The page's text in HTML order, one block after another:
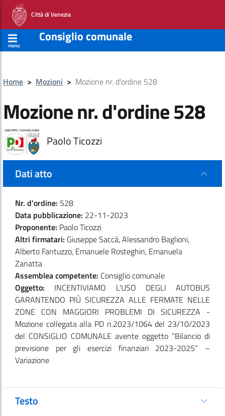
Città di Venezia
menu
Consiglio comunale
Home > Mozioni > Mozione nr. d'ordine 528
Mozione nr. d'ordine 528
Paolo Ticozzi
Dati atto
Nr. d'ordine: 528
Data pubblicazione: 22-11-2023
Proponente: Paolo Ticozzi
Altri firmatari: Giuseppe Saccà, Alessandro Baglioni,
Alberto Fantuzzo, Emanuele Rosteghin, Emanuela
Zanatta
Assemblea competente: Consiglio comunale
Oggetto: INCENTIVIAMO L'USO DEGLI AUTOBUS
GARANTENDO PIÙ SICUREZZA ALLE FERMATE NELLE
ZONE CON MAGGIORI PROBLEMI DI SICUREZZA -
Mozione collegata alla PD n.2023/1064 del 23/10/2023
del CONSIGLIO COMUNALE avente oggetto “Bilancio di
previsione per gli esercizi finanziari 2023-2025” –
Variazione
Testo